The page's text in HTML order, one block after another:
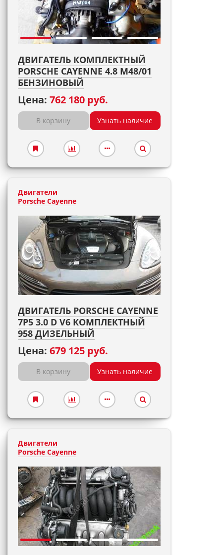
ДВИГАТЕЛЬ КОМПЛЕКТНЫЙ
PORSCHE CAYENNE 4.8 M48/01
БЕНЗИНОВЫЙ
Цена: 762 180 руб.
В корзину Узнать наличие
Двигатели
Porsche Cayenne
ДВИГАТЕЛЬ PORSCHE CAYENNE
7P5 3.0 D V6 КОМПЛЕКТНЫЙ
958 ДИЗЕЛЬНЫЙ
Цена: 679 125 руб.
В корзину Узнать наличие
Двигатели
Porsche Cayenne